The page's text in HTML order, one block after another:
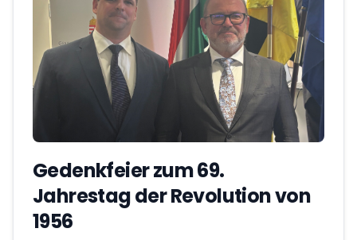
Gedenkfeier zum 69.
Jahrestag der Revolution von
1956